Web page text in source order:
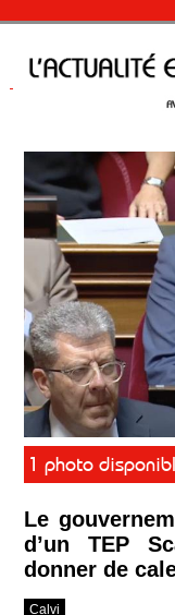
1 photo
Le
d’un TEP
donner de
Calvi